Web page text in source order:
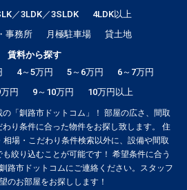
／3LDK／3SLDK
4LDK以上
事務所
月極駐車場
貸土地
賃料から探す
4～5万円 5～6万円
6～7万円
円 9～10万円 10万円以上
「釧路市ドットコム」！ 部屋の広さ、間取
り条件に合った物件をお探し致します。 住
場・こだわり条件検索以外に、設備や間取
絞り込むことが可能です！ 希望条件に合う
路市ドットコムにご連絡ください。スタッフ
のお部屋をお探しします！